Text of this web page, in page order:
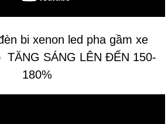
bi xenon led pha gầm xe
TĂNG SÁNG LÊN ĐẾN 150-
180%